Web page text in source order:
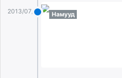
2013/07/28 Намууд